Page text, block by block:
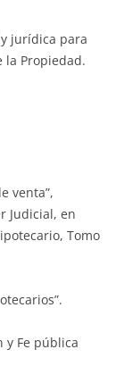
jurídica para
la Propiedad.
venta”,
Judicial, en
Tomo
y Fe pública